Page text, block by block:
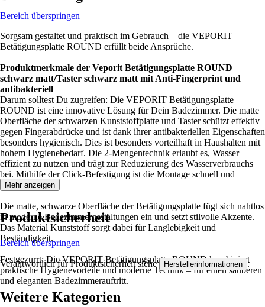
Bereich überspringen
Sorgsam gestaltet und praktisch im Gebrauch – die VEPORIT
Betätigungsplatte ROUND erfüllt beide Ansprüche.
Produktmerkmale der Veporit Betätigungsplatte ROUND
schwarz matt/Taster schwarz matt mit Anti-Fingerprint und
antibakteriell
Darum solltest Du zugreifen: Die VEPORIT Betätigungsplatte
ROUND ist eine innovative Lösung für Dein Badezimmer. Die matte
Oberfläche der schwarzen Kunststoffplatte und Taster schützt effektiv
gegen Fingerabdrücke und ist dank ihrer antibakteriellen Eigenschaften
besonders hygienisch. Dies ist besonders vorteilhaft in Haushalten mit
hohem Hygienebedarf. Die 2-Mengentechnik erlaubt es, Wasser
effizient zu nutzen und trägt zur Reduzierung des Wasserverbrauchs
bei. Mithilfe der Click-Befestigung ist die Montage schnell und
unkompliziert.
Die matte, schwarze Oberfläche der Betätigungsplatte fügt sich nahtlos
in moderne Badezimmergestaltungen ein und setzt stilvolle Akzente.
Das Material Kunststoff sorgt dabei für Langlebigkeit und
Beständigkeit.
Festgezurrt: Die VEPORIT Betätigungsplatte ROUND kombiniert
praktische Hygienevorteile und moderne Technik – für einen sauberen
und eleganten Badezimmerauftritt.
Mehr anzeigen
Produktsicherheit
Bereich überspringen
Verantwortlich für Produktsicherheit siehe Herstellerinformationen .
Weitere Kategorien